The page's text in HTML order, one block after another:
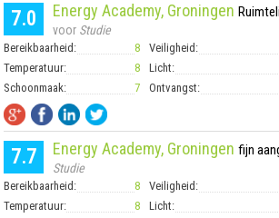
7.0 Energy Academy, Groningen
voor Studie
Bereikbaarheid: 8 Veiligheid:
Temperatuur:
8 Licht:
Schoonmaak:
7 Ontvangst:
7.7 Energy Academy, Groningen fijn
Studie
Bereikbaarheid: 8 Veiligheid:
Temperatuur:
8 Licht: